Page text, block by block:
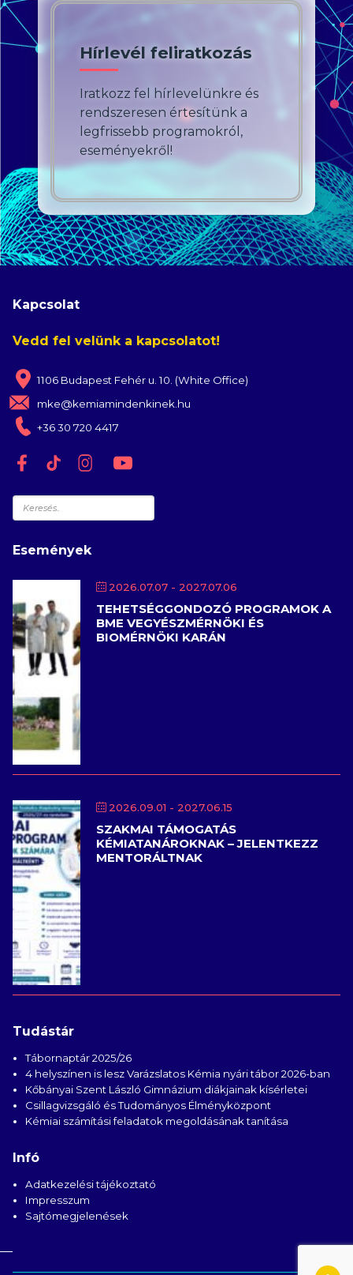
Hírlevél feliratkozás
Iratkozz fel hírlevelünkre és
rendszeresen értesítünk a
legfrissebb programokról,
eseményekről!
Kapcsolat
Vedd fel velünk a kapcsolatot!
1106 Budapest Fehér u. 10. (White Office)
mke@kemiamindenkinek.hu
+36 30 720 4417
Keresés
Események
2026.07.07 - 2027.07.06
TEHETSÉGGONDOZÓ PROGRAMOK A
BME VEGYÉSZMÉRNÖKI ÉS
BIOMÉRNÖKI KARÁN
2026.09.01 - 2027.06.15
SZAKMAI TÁMOGATÁS
KÉMIATANÁROKNAK – JELENTKEZZ
MENTORÁLTNAK
Tudástár
Tábornaptár 2025/26
4 helyszínen is lesz Varázslatos Kémia nyári tábor 2026-ban
Kőbányai Szent László Gimnázium diákjainak kísérletei
Csillagvizsgáló és Tudományos Élményközpont
Kémiai számítási feladatok megoldásának tanítása
Infó
Adatkezelési tájékoztató
Impresszum
Sajtómegjelenések